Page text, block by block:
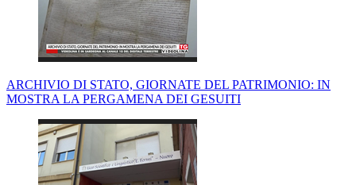
ARCHIVIO DI STATO, GIORNATE DEL PATRIMONIO: IN
MOSTRA LA PERGAMENA DEI GESUITI